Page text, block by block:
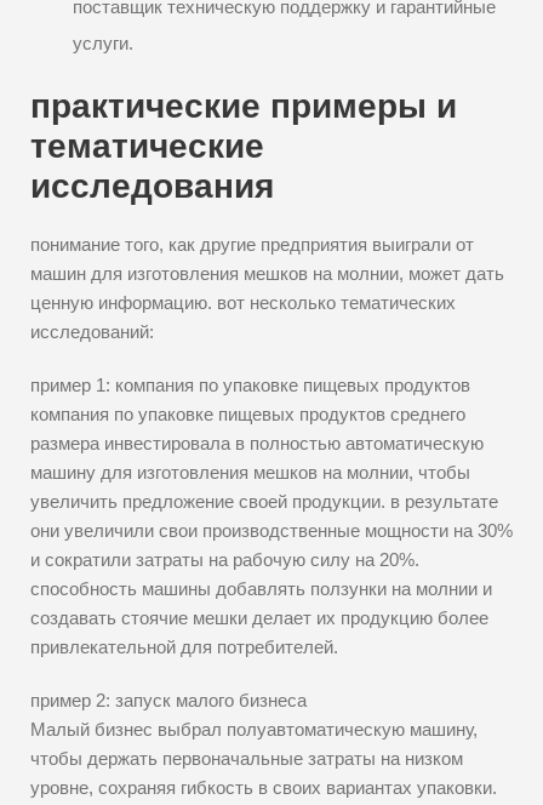
поставщик техническую поддержку и гарантийные
услуги.
практические примеры и
тематические
исследования
понимание того, как другие предприятия выиграли от
машин для изготовления мешков на молнии, может дать
ценную информацию. вот несколько тематических
исследований:
пример 1: компания по упаковке пищевых продуктов
компания по упаковке пищевых продуктов среднего
размера инвестировала в полностью автоматическую
машину для изготовления мешков на молнии, чтобы
увеличить предложение своей продукции. в результате
они увеличили свои производственные мощности на 30%
и сократили затраты на рабочую силу на 20%.
способность машины добавлять ползунки на молнии и
создавать стоячие мешки делает их продукцию более
привлекательной для потребителей.
пример 2: запуск малого бизнеса
Малый бизнес выбрал полуавтоматическую машину,
чтобы держать первоначальные затраты на низком
уровне, сохраняя гибкость в своих вариантах упаковки.